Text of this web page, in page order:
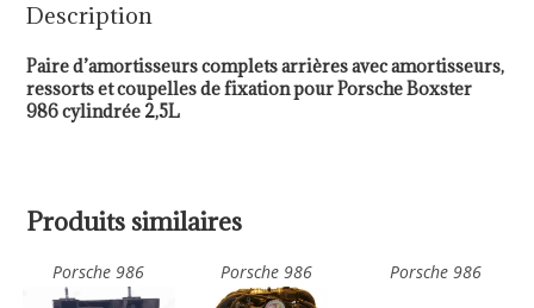
Description
Paire d’amortisseurs complets arrières avec amortisseurs,
ressorts et coupelles de fixation pour Porsche Boxster
986 cylindrée 2,5L
Produits similaires
Porsche 986 Porsche 986 Porsche 986